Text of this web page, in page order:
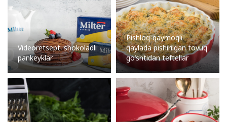
Videoretsept: shokoladli
pankeyklar
Pishloq-qaymoqli
qaylada pishirilgan tovuq
go’shtidan teftellar